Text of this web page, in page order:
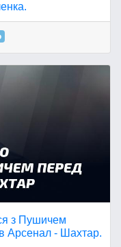
з Пушичем
Арсенал - Шахтар.